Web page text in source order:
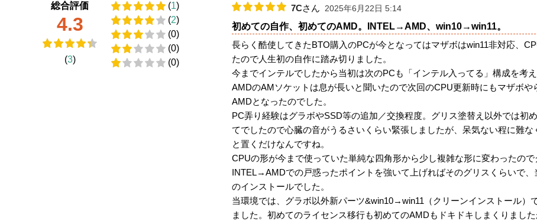
総合評価
4.3
(3)
(1)
(2)
(0)
(0)
(0)
7Cさん 2025年6月22日 5:14
初めての自作、初めてのAMD。INTEL→AMD、win10→win11。
長らく酷使してきたBTO購入のPCが今となってはマザボはwin11非対応、
たので人生初の自作に踏み切りました。
今までインテルでしたから当初は次のPCも「インテル入ってる」構成を考
AMDのAMソケットは息が長いと聞いたので次回のCPU更新時にもマザボ
AMDとなったのでした。
PC弄り経験はグラボやSSD等の追加／交換程度。グリス塗替え以外では初
てでしたので心臓の音がうるさいくらい緊張しましたが、呆気ない程に難
と置くだけなんですね。
CPUの形が今まで使っていた単純な四角形から少し複雑な形に変わったの
INTEL→AMDでの戸惑ったポイントを強いて上げればそのグリスくらいで
のインストールでした。
当環境では、グラボ以外新パーツ&win10→win11（クリーンインストール）
ました。初めてのライセンス移行も初めてのAMDもドキドキしまくりました